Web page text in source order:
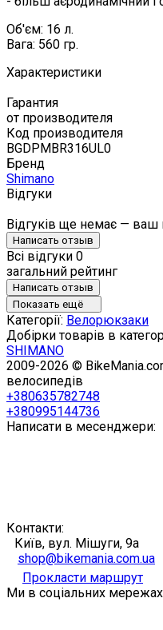
Об'єм: 16 л.
Вага: 560 гр.
Характеристики
Гарантия
от производителя
Код производителя
BGDPMBR316UL0
Бренд
Shimano
Відгуки
Відгуків ще немає —
Написать отзыв
Всі відгуки 0
загальний рейтинг
Написать отзыв
Показать ещё
Категорії: Велорюкзаки
Добірки товарів в
SHIMANO
2009-2026 ©
велосипедів
+380635782748
+380995144736
Написати в месенджери:
Контакти:
Київ, вул. Мішуги, 9а
shop@bikemania.com.ua
Прокласти маршрут
Ми в соціальних